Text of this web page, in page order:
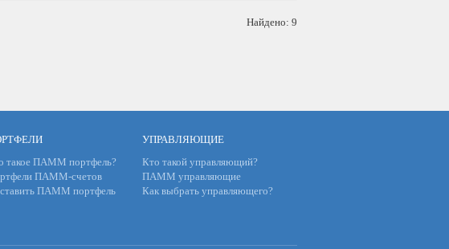
Найдено: 9
такое ПАММ портфель?
ПАММ-счетов
ПАММ портфель
УПРАВЛЯЮЩИЕ
Кто такой управляющий?
ПАММ управляющие
Как выбрать управляющего?